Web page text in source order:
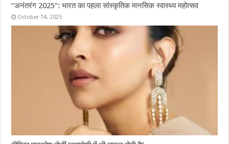
“अनंतरंग 2025”: भारत का पहला सांस्कृतिक मानसिक स्वास्थ्य महोत्सव
October 14, 2025